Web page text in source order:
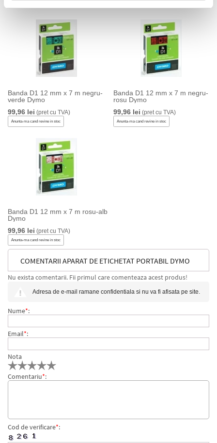
Banda D1 12 mm x 7 m negru-
verde Dymo
99,96 lei (pret cu TVA)
Anunta-ma cand revine in stoc
Banda D1 12 mm x 7 m negru-
rosu Dymo
99,96 lei (pret cu TVA)
Anunta-ma cand revine in stoc
Banda D1 12 mm x 7 m rosu-alb
Dymo
99,96 lei (pret cu TVA)
Anunta-ma cand revine in stoc
COMENTARII APARAT DE ETICHETAT PORTABIL DYMO
LABELMANAGER 160
Nu exista comentarii. Fii primul care comenteaza acest produs!
Adresa de e-mail ramane confidentiala si nu va fi afisata pe site.
Nume*:
Email*:
Nota
Comentariu*:
Cod de verificare*: